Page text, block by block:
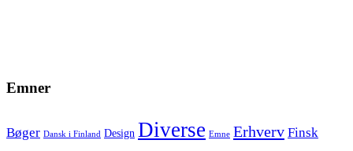
Emner
Bøger Dansk i Finland Design Diverse Emne Erhverv Finsk